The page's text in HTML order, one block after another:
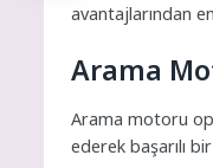
avantajlarından
Arama
Arama motoru
ederek başarılı